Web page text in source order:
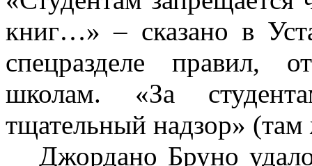
книг…» – сказано в
спецразделе правил,
школам. «За
тщательный надзор»
Джордано Бруно